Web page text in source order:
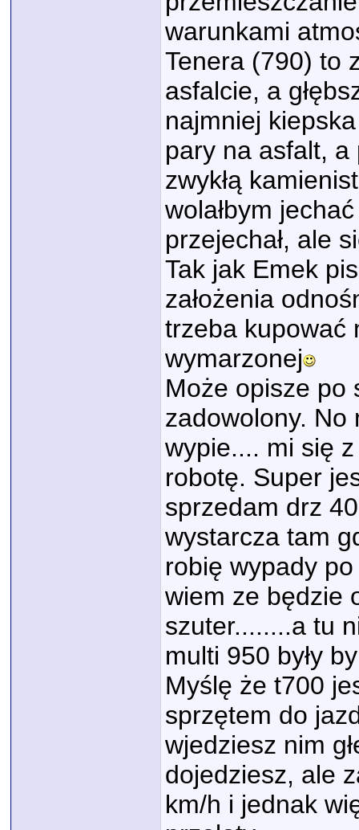
warunkami
Tenera (790) to
asfalcie, a
najmniej
pary na asfalt, a
zwykłą
wolałbym
przejechał, ale
Tak jak Emek
założenia
trzeba kupować
wymarzonej
Może opisze po
zadowolony. No
wypie.... mi się
robotę. Super
sprzedam drz
wystarcza tam
robię wypady
wiem ze będzie
szuter........a tu
multi 950 były
Myślę że t700
sprzętem do
wjedziesz nim
dojedziesz, ale
km/h i jednak